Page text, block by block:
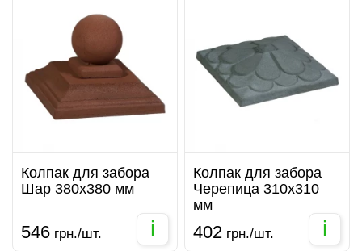
Колпак для забора
Шар 380х380 мм
546 грн./шт. i
Колпак для забора
Черепица 310х310
мм
402 грн./шт. i